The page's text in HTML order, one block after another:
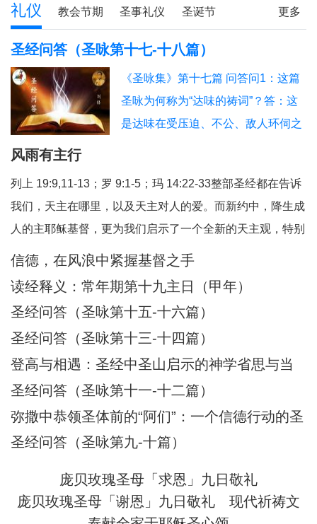
更多
礼仪 教会节期 圣事礼仪 圣诞节
圣经研读 圣经问答 释经专栏
圣经问答（圣咏第十七-十八篇）
《圣咏集》第十七篇 问答问1：这篇
圣咏为何称为“达味的祷词”？答：这
是达味在受压迫、不公、敌人环伺之
判，是一篇强烈表达信赖与正义呼声
的诗。问2：开头提到“绝无虚伪唇
舌”，有何重要意义？答：这强调达味
的祈祷是诚实、无欺诈的。他向天主
申诉时完全敞
风雨有主行
列上 19:9,11-13；罗 9:1-5；玛 14:22-33整部圣经都在告诉
我们，天主在哪里，以及天主对人的爱。而新约中，降生成
人的主耶稣基督，更为我们启示了一个全新的天主观，特别
是在艰难困苦中陪伴我们的天主，我们今天从三个方面反省
（3）有主就平安。1、祈祷与生活祈祷，就
信德，在风浪中紧握基督之手
读经释义：常年期第十九主日（甲年）
圣经问答（圣咏第十五-十六篇）
圣经问答（圣咏第十三-十四篇）
登高与相遇：圣经中圣山启示的神学省思与当
代意义
圣经问答（圣咏第十一-十二篇）
弥撒中恭领圣体前的“阿们”：一个信德行动的圣
经根源与神学意蕴
圣经问答（圣咏第九-十篇）
庞贝玫瑰圣母「求恩」九日敬礼
庞贝玫瑰圣母「谢恩」九日敬礼
现代祈祷文